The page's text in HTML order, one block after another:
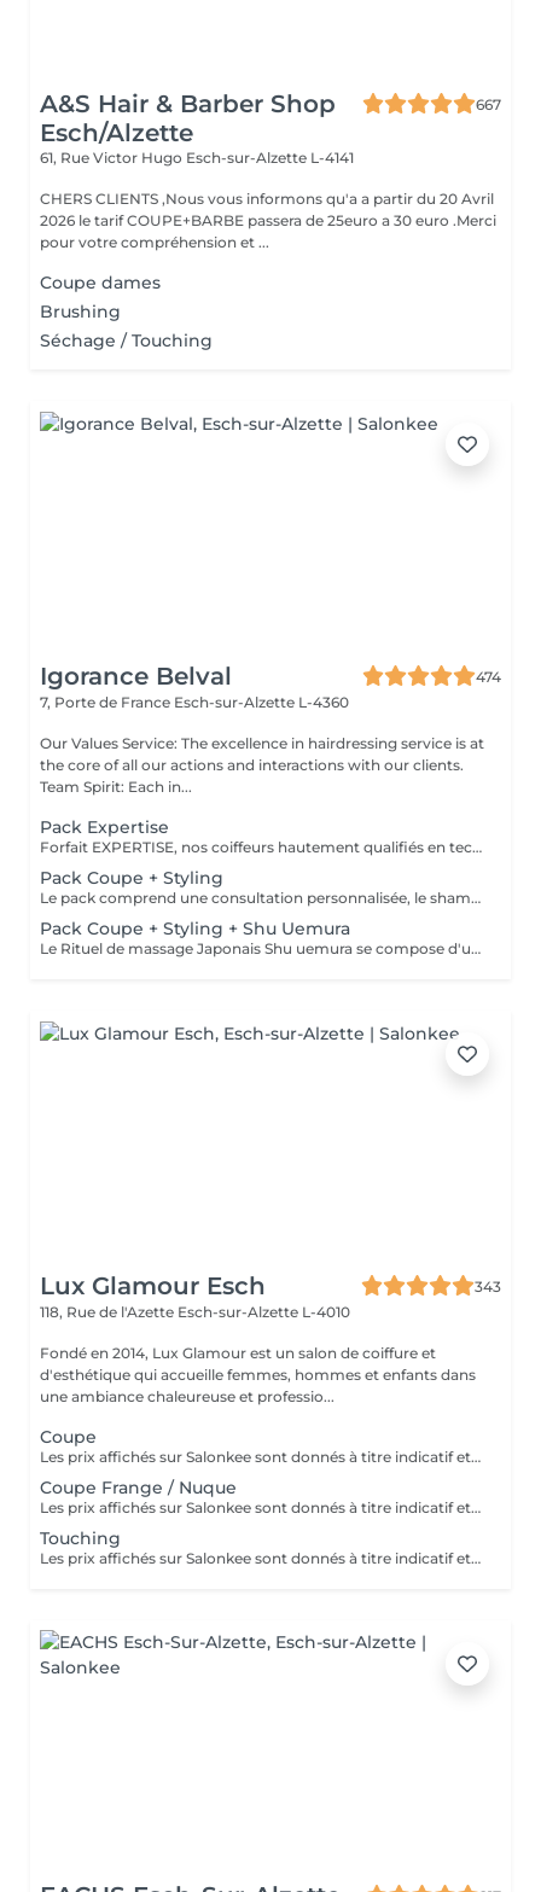
A&S Hair & Barber Shop
Esch/Alzette
667
61, Rue Victor Hugo Esch-sur-Alzette L-4141
CHERS CLIENTS ,Nous vous informons qu'a a partir du 20 Avril
2026 le tarif COUPE+BARBE passera de 25euro a 30 euro .Merci
pour votre compréhension et ...
Coupe dames
Brushing
Séchage / Touching
Igorance Belval
474
7, Porte de France Esch-sur-Alzette L-4360
Our Values Service: The excellence in hairdressing service is at
the core of all our actions and interactions with our clients.
Team Spirit: Each in...
Pack Expertise
Forfait EXPERTISE, nos coiffeurs hautement qualifiés en technique anglo-saxonne, en formation continu et diplômés d’une académie anglaise à Paris. Vous offre une séance d’une heure avec votre coach en suivi beauté. Ce pack inclus : 1 h de prestation Un diagnostique personnalisé Shampoing spécifique Haircare Conditioner spécifique Produit de coiffage Coupe Styling Produit de finition
Pack Coupe + Styling
Le pack comprend une consultation personnalisée, le shampooing et le conditionneur spécifiques REDKEN/ SHU UEMURA, la coupe IGORANCE (finitions sur cheveux secs) , le séchage et les produits de styling REDKEN/ SHU UEMURA * Tarifs à titre indicatifs à confirmer après la consultation personnalisée établit auprès de votre coiffeur/stylist/spécialiste * La direction se réserve le droit d’apporter des modifications pour le bon fonctionnement du salon
Pack Coupe + Styling + Shu Uemura
Le Rituel de massage Japonais Shu uemura se compose d'un shampooing et d'un soin d'une durée de 30 minutes pour une relaxation une une réparation intense du cheveu et ensuite le pack coupe styling
Lux Glamour Esch
343
118, Rue de l'Azette Esch-sur-Alzette L-4010
Fondé en 2014, Lux Glamour est un salon de coiffure et
d'esthétique qui accueille femmes, hommes et enfants dans
une ambiance chaleureuse et professio...
Coupe
Les prix affichés sur Salonkee sont donnés à titre indicatif et correspondent aux tarifs de base. La coupe est une prestation indépendante et n'inclut ni le lavage ni le brushing. Un diagnostic personnalisé sera réalisé lors de votre arrivée afin de vous conseiller au mieux en fonction de vos envies, de votre type de cheveux et du résultat souhaité. Dans tous les cas, un devis détaillé vous sera communiqué avant toute prestation complémentaire, réalisée uniquement avec votre accord.
Coupe Frange / Nuque
Les prix affichés sur Salonkee sont donnés à titre indicatif et représentent les tarifs de base. Ceux-ci peuvent varier en fonction du diagnostic effectué lors de votre arrivée au salon et de l'expertise du professionnel à qui vous confiez vos soins de beauté. Dans tout les cas, un devis détaillé vous sera proposé et toute prestation sera réalisée avec votre accord.
Touching
Les prix affichés sur Salonkee sont donnés à titre indicatif et représentent les tarifs de base. Ceux-ci peuvent varier en fonction du diagnostic effectué lors de votre arrivée au salon et de l'expertise du professionnel à qui vous confiez vos soins de beauté. Dans tout les cas, un devis détaillé vous sera proposé et toute prestation sera réalisée avec votre accord.